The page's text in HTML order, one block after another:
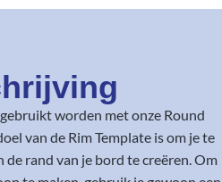
worden met onze Round
van de Rim Template is om je te
de rand van je bord te creëren. Om